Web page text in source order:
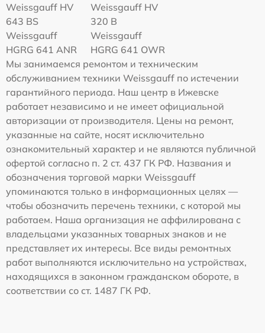
Weissgauff HV
643 BS
Weissgauff HV
320 B
Weissgauff
HGRG 641 ANR
Weissgauff
HGRG 641 OWR
Мы занимаемся ремонтом и техническим
обслуживанием техники Weissgauff по истечении
гарантийного периода. Наш центр в Ижевске
работает независимо и не имеет официальной
авторизации от производителя. Цены на ремонт,
указанные на сайте, носят исключительно
ознакомительный характер и не являются публичной
офертой согласно п. 2 ст. 437 ГК РФ. Названия и
обозначения торговой марки Weissgauff
упоминаются только в информационных целях —
чтобы обозначить перечень техники, с которой мы
работаем. Наша организация не аффилирована с
владельцами указанных товарных знаков и не
представляет их интересы. Все виды ремонтных
работ выполняются исключительно на устройствах,
находящихся в законном гражданском обороте, в
соответствии со ст. 1487 ГК РФ.